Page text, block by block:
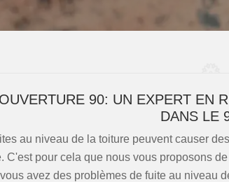
90: UN EXPERT EN
DANS LE
au niveau de la toiture peuvent causer
C'est pour cela que nous vous proposons
avez des problèmes de fuite au niveau